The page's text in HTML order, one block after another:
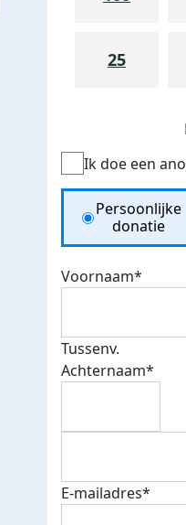
Donateurs
25
Ik doe een
Donation
Persoonlijke
donatie
Voornaam*
Tussenv.
Achternaam*
E-mailadres*